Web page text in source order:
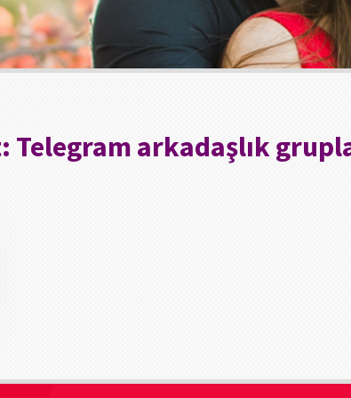
Telegram arkadaşlık